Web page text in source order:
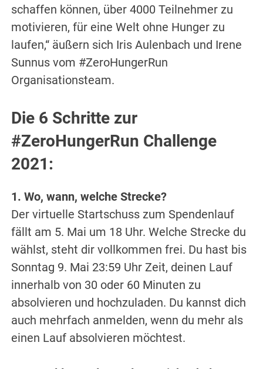
schaffen können, über 4000 Teilnehmer zu
motivieren, für eine Welt ohne Hunger zu
laufen,“ äußern sich Iris Aulenbach und Irene
Sunnus vom #ZeroHungerRun
Organisationsteam.
Die 6 Schritte zur
#ZeroHungerRun Challenge
2021:
1. Wo, wann, welche Strecke?
Der virtuelle Startschuss zum Spendenlauf
fällt am 5. Mai um 18 Uhr. Welche Strecke du
wählst, steht dir vollkommen frei. Du hast bis
Sonntag 9. Mai 23:59 Uhr Zeit, deinen Lauf
innerhalb von 30 oder 60 Minuten zu
absolvieren und hochzuladen. Du kannst dich
auch mehrfach anmelden, wenn du mehr als
einen Lauf absolvieren möchtest.